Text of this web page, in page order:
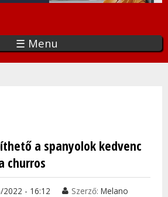
☰ Menu
a spanyolok kedvenc
churros
2022 - 16:12 Szerző: Melano